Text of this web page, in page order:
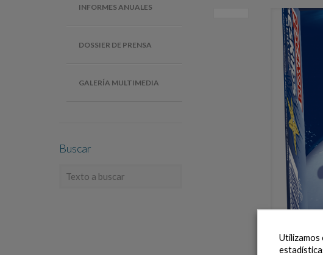
INFORMES ANUALES
DOSSIER DE PRENSA
GALERÍA MULTIMEDIA
Buscar
Utilizamos